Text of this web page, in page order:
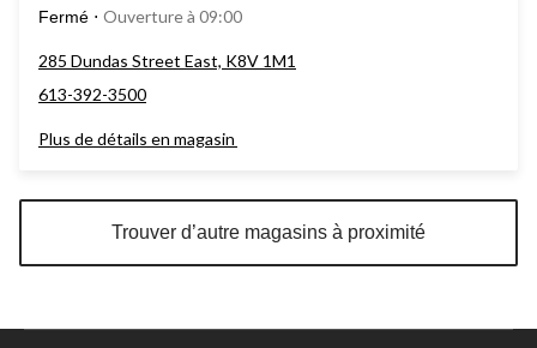
Fermé ⋅ Ouverture à 09:00
285 Dundas Street East, K8V 1M1
613-392-3500
Plus de détails en magasin
Trouver d’autre magasins à proximité